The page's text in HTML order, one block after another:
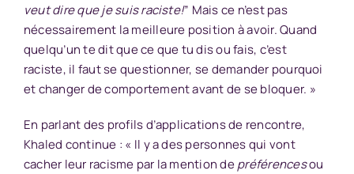
veut dire que je suis raciste!” Mais ce n’est pas
nécessairement la meilleure position à avoir. Quand
quelqu’un te dit que ce que tu dis ou fais, c’est
raciste, il faut se questionner, se demander pourquoi
et changer de comportement avant de se bloquer. »
En parlant des profils d’applications de rencontre,
Khaled continue : « Il y a des personnes qui vont
cacher leur racisme par la mention depréférencesou